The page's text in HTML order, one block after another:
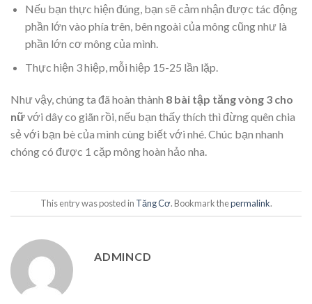
Nếu bạn thực hiện đúng, bạn sẽ cảm nhận được tác động
phần lớn vào phía trên, bên ngoài của mông cũng như là
phần lớn cơ mông của mình.
Thực hiện 3 hiệp, mỗi hiệp 15-25 lần lặp.
Như vậy, chúng ta đã hoàn thành 8 bài tập tăng vòng 3 cho
nữvới dây co giãn rồi, nếu bạn thấy thích thì đừng quên chia
sẻ với bạn bè của mình cùng biết với nhé. Chúc bạn nhanh
chóng có được 1 cặp mông hoàn hảo nha.
This entry was posted in Tăng Cơ. Bookmark thepermalink.
ADMINCD